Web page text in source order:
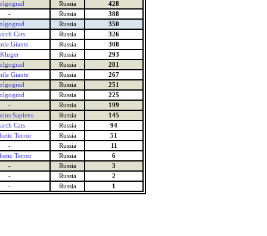
Russia
428
- Russia
388
Russia
350
Cats Russia
326
Giants Russia
308
Kluger Russia
293
Russia
281
Giants Russia
267
Russia
251
Russia
225
- Russia
199
Sapiens Russia
145
Cats Russia
94
Terror Russia
51
- Russia
11
Terror Russia
6
- Russia
3
- Russia
2
- Russia 1